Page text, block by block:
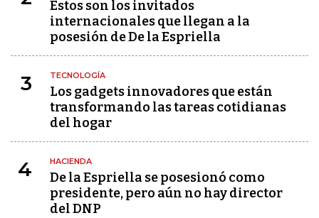
Estos son los invitados
internacionales que llegan a la
posesión de De la Espriella
3 TECNOLOGÍA
Los gadgets innovadores que están
transformando las tareas cotidianas
del hogar
4 HACIENDA
De la Espriella se posesionó como
presidente, pero aún no hay director
del DNP